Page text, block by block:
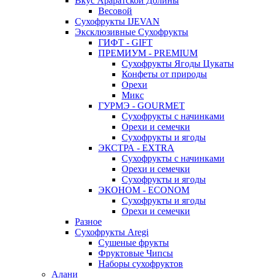
Весовой
Сухофрукты IJEVAN
Эксклюзивные Сухофрукты
ГИФТ - GIFT
ПРЕМИУМ - PREMIUM
Сухофрукты Ягоды Цукаты
Конфеты от природы
Орехи
Микс
ГУРМЭ - GOURMET
Сухофрукты с начинками
Орехи и семечки
Сухофрукты и ягоды
ЭКСТРА - EXTRA
Сухофрукты с начинками
Орехи и семечки
Сухофрукты и ягоды
ЭКОНОМ - ECONOM
Сухофрукты и ягоды
Орехи и семечки
Разное
Сухофрукты Aregi
Сушеные фрукты
Фруктовые Чипсы
Наборы сухофруктов
Алани